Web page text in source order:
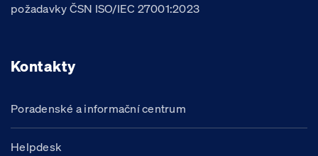
požadavky ČSN ISO/IEC 27001:2023
Kontakty
Poradenské a informační centrum
Helpdesk